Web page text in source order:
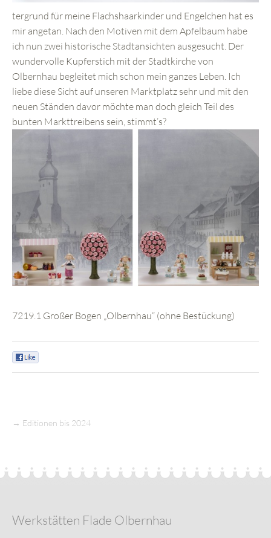
tergrund für meine Flachshaarkinder und Engelchen hat es
mir angetan. Nach den Motiven mit dem Apfelbaum habe
ich nun zwei historische Stadtansichten ausgesucht. Der
wundervolle Kupferstich mit der Stadtkirche von
Olbernhau begleitet mich schon mein ganzes Leben. Ich
liebe diese Sicht auf unseren Marktplatz sehr und mit den
neuen Ständen davor möchte man doch gleich Teil des
bunten Markttreibens sein, stimmt’s?
7219.1 Großer Bogen „Olbernhau“ (ohne Bestückung)
→ Editionen bis 2024
Werkstätten Flade Olbernhau